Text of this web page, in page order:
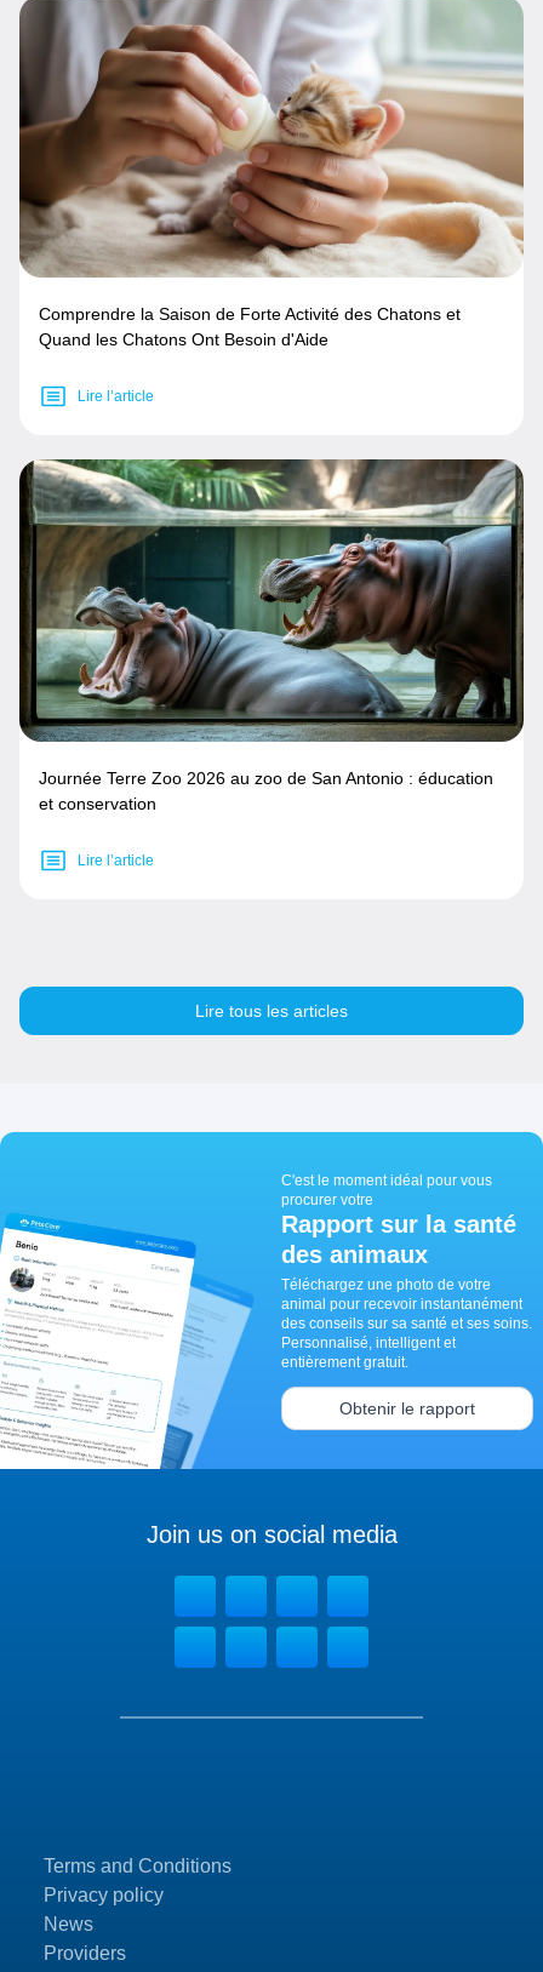
Comprendre la Saison de Forte Activité des Chatons et
Quand les Chatons Ont Besoin d'Aide
Lire l’article
Journée Terre Zoo 2026 au zoo de San Antonio : éducation
et conservation
Lire l’article
Lire tous les articles
C'est le moment idéal pour vous
procurer votre
Rapport sur la santé
des animaux
Téléchargez une photo de votre
animal pour recevoir instantanément
des conseils sur sa santé et ses soins.
Personnalisé, intelligent et
entièrement gratuit.
Obtenir le rapport
Terms and Conditions
Privacy policy
News
Providers
Join us on social media